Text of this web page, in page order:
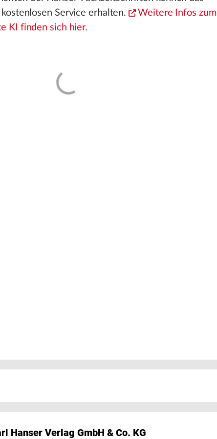
Service erhalten.
Weitere Infos zum
KI finden sich hier.
Hanser Verlag GmbH & Co. KG